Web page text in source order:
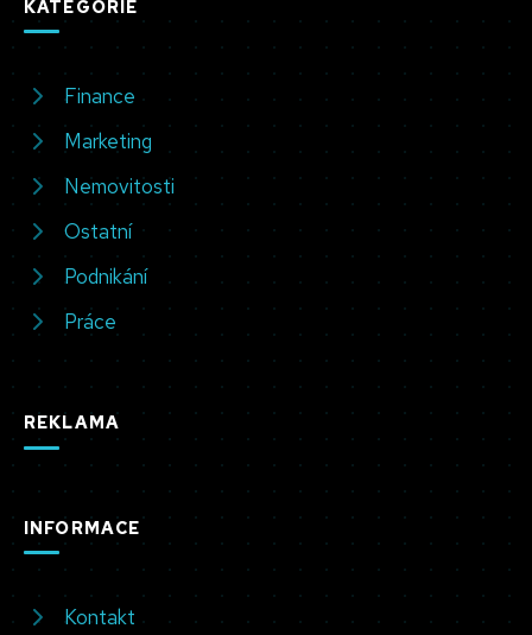
KATEGORIE
Finance
Marketing
Nemovitosti
Ostatní
Podnikání
Práce
REKLAMA
INFORMACE
Kontakt